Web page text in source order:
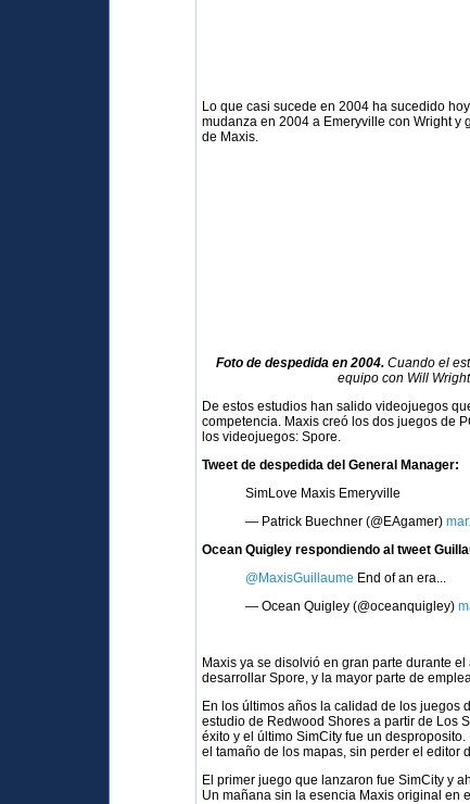
Lo que casi sucede en 2004 ha sucedido
mudanza en 2004 a Emeryville con Wright
de Maxis.
Foto de despedida en 2004. Cuando el
equipo con Will
De estos estudios han salido videojuegos
competencia. Maxis creó los dos juegos de
los videojuegos: Spore.
Tweet de despedida del General Manager:
SimLove Maxis Emeryville
— Patrick Buechner (@EAgamer)
Ocean Quigley respondiendo al tweet
@MaxisGuillaume End of an era...
— Ocean Quigley (@oceanquigley)
Maxis ya se disolvió en gran parte durante
desarrollar Spore, y la mayor parte de
En los últimos años la calidad de los juegos
estudio de Redwood Shores a partir de Los
éxito y el último SimCity fue un
el tamaño de los mapas, sin perder el editor
El primer juego que lanzaron fue SimCity y
Un mañana sin la esencia Maxis original en